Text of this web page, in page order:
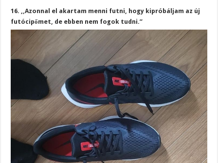
16. ,,Azonnal el akartam menni futni, hogy kipróbáljam az új
futócipőmet, de ebben nem fogok tudni.”